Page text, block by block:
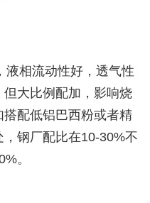
液相流动性好，透气性
大比例配加，影响烧
配低铝巴西粉或者精
钢厂配比在10-30%不
。